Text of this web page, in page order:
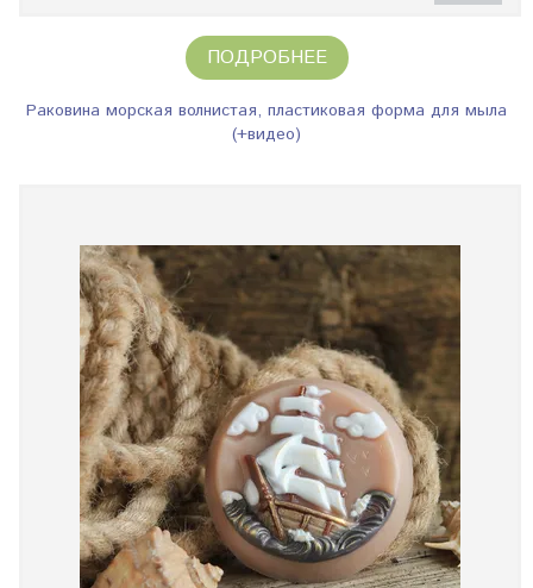
ПОДРОБНЕЕ
Раковина морская волнистая, пластиковая форма для мыла
(+видео)